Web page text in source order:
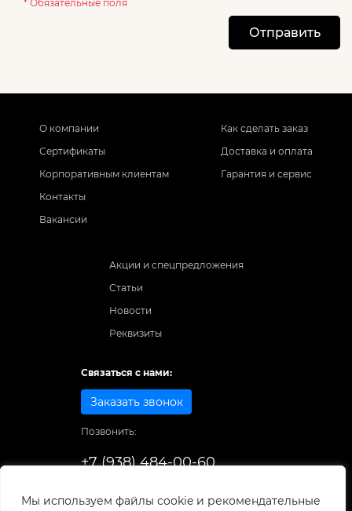
Мы используем файлы cookie и рекомендательные
* Обязательные поля
Отправить
О компании
Сертификаты
Корпоративным клиентам
Контакты
Вакансии
Как сделать заказ
Доставка и оплата
Гарантия и сервис
Акции и спецпредложения
Статьи
Новости
Реквизиты
Связаться с нами:
Заказать звонок
Позвонить:
+7 (938) 484-00-60